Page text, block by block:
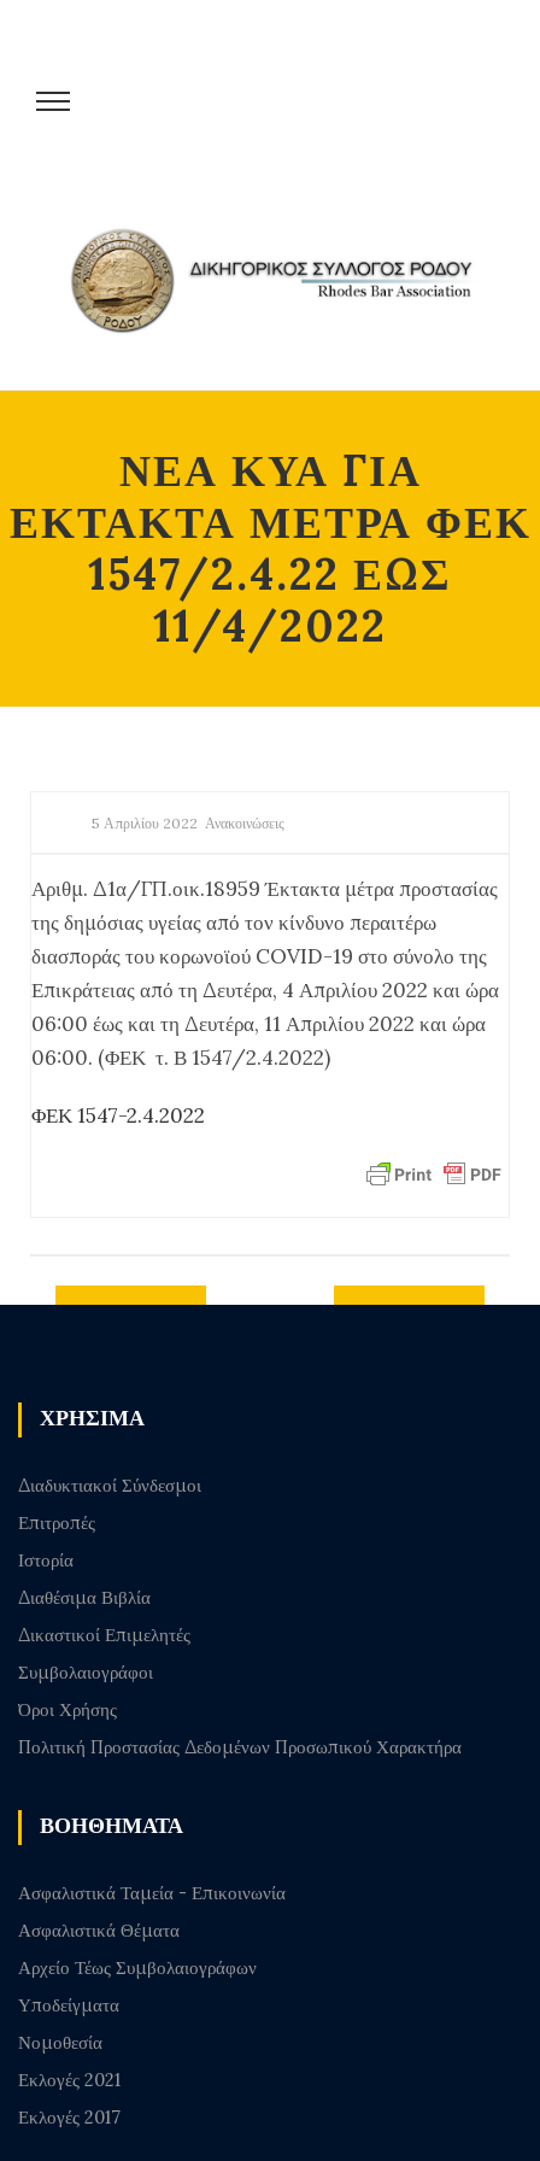
ΝΕΑ ΚΥΑ ΓΙΑ
ΕΚΤΑΚΤΑ ΜΕΤΡΑ ΦΕΚ
1547/2.4.22 ΕΩΣ
11/4/2022
5 Απριλίου 2022 Ανακοινώσεις
Αριθμ. Δ1α/ΓΠ.οικ.18959Έκτακτα μέτρα προστασίας
της δημόσιας υγείας από τον κίνδυνο περαιτέρω
διασποράς τουκορωνοϊού COVID-19 στο σύνολο της
Επικράτειας από τη Δευτέρα, 4 Απριλίου 2022 και ώρα
06:00 έως και τη Δευτέρα, 11 Απριλίου 2022 καιώρα
06:00. (ΦΕΚ τ. Β 1547/2.4.2022)
ΦΕΚ 1547-2.4.2022
ΧΡΗΣΙΜΑ
Διαδυκτιακοί Σύνδεσμοι
Επιτροπές
Ιστορία
Διαθέσιμα Βιβλία
Δικαστικοί Επιμελητές
Συμβολαιογράφοι
Όροι Χρήσης
Πολιτική Προστασίας Δεδομένων Προσωπικού Χαρακτήρα
ΒΟΗΘΗΜΑΤΑ
Ασφαλιστικά Ταμεία - Επικοινωνία
Ασφαλιστικά Θέματα
Αρχείο Τέως Συμβολαιογράφων
Υποδείγματα
Νομοθεσία
Εκλογές 2021
Εκλογές 2017